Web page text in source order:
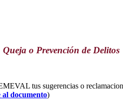
o Prevención de Delitos
tus sugerencias o
al documento)